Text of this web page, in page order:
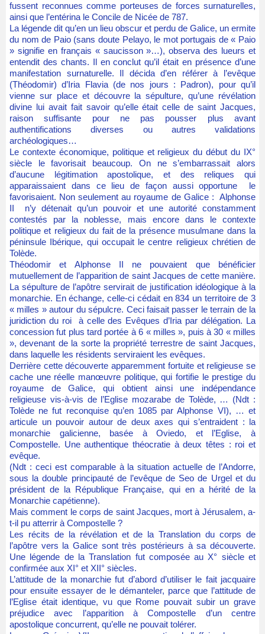
fussent reconnues comme porteuses de forces surnaturelles,
ainsi que l’entérina le Concile de Nicée de 787.
La légende dit qu’en un lieu obscur et perdu de Galice, un ermite
du nom de Paio (sans doute Pelayo, le mot portugais de « Paio
» signifie en français « saucisson »…), observa des lueurs et
entendit des chants. Il en conclut qu’il était en présence d’une
manifestation surnaturelle. Il décida d’en référer à l’evêque
(Théodomir) d’Iria Flavia (de nos jours : Padron), pour qu’il
vienne sur place et découvre la sépulture, qu’une révélation
divine lui avait fait savoir qu’elle était celle de saint Jacques,
raison suffisante pour ne pas pousser plus avant
authentifications diverses ou autres validations
archéologiques…
Le contexte économique, politique et religieux du début du IX°
siècle le favorisait beaucoup. On ne s’embarrassait alors
d’aucune légitimation apostolique, et des reliques qui
apparaissaient dans ce lieu de façon aussi opportune le
favorisaient. Non seulement au royaume de Galice : Alphonse
II n’y détenait qu’un pouvoir et une autorité constamment
contestés par la noblesse, mais encore dans le contexte
politique et religieux du fait de la présence musulmane dans la
péninsule Ibérique, qui occupait le centre religieux chrétien de
Tolède.
Théodomir et Alphonse II ne pouvaient que bénéficier
mutuellement de l’apparition de saint Jacques de cette manière.
La sépulture de l’apôtre servirait de justification idéologique à la
monarchie. En échange, celle-ci cédait en 834 un territoire de 3
« milles » autour du sépulcre. Ceci faisait passer le terrain de la
juridiction du roi à celle des Evêques d’Iria par délégation. La
concession fut plus tard portée à 6 « milles », puis à 30 « milles
», devenant de la sorte la propriété terrestre de saint Jacques,
dans laquelle les résidents serviraient les evêques.
Derrière cette découverte apparemment fortuite et religieuse se
cache une réelle manœuvre politique, qui fortifie le prestige du
royaume de Galice, qui obtient ainsi une indépendance
religieuse vis-à-vis de l’Eglise mozarabe de Tolède, … (Ndt :
Tolède ne fut reconquise qu’en 1085 par Alphonse VI), … et
articule un pouvoir autour de deux axes qui s’entraident : la
monarchie galicienne, basée à Oviedo, et l’Eglise, à
Compostelle. Une authentique théocratie à deux têtes : roi et
evêque.
(Ndt : ceci est comparable à la situation actuelle de l’Andorre,
sous la double principauté de l’evêque de Seo de Urgel et du
président de la République Française, qui en a hérité de la
Monarchie capétienne).
Mais comment le corps de saint Jacques, mort à Jérusalem, a-
t-il pu atterrir à Compostelle ?
Les récits de la révélation et de la Translation du corps de
l’apôtre vers la Galice sont très postérieurs à sa découverte.
Une légende de la Translation fut composée au X° siècle et
confirmée aux XI° et XII° siècles.
L’attitude de la monarchie fut d’abord d’utiliser le fait jacquaire
pour ensuite essayer de le démanteler, parce que l’attitude de
l’Eglise était identique, vu que Rome pouvait subir un grave
préjudice avec l’apparition à Compostelle d’un centre
apostolique concurrent, qu’elle ne pouvait tolérer.